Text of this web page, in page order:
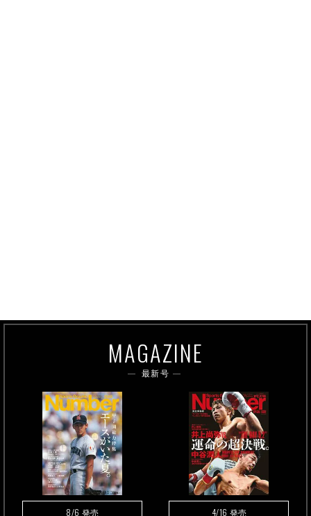
MAGAZINE
最新号
8/6 発売 4/16 発売